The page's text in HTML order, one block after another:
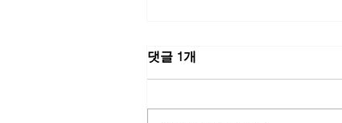
댓글 1개